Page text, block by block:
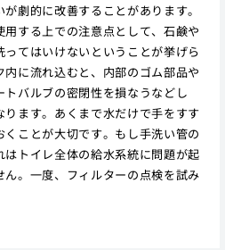
劇的に改善することがあります。
する上での注意点として、石鹸や
てはいけないということが挙げら
に流れ込むと、内部のゴム部品や
バルブの密閉性を損なうなどし
ます。あくまで水だけで手をすす
ことが大切です。もし手洗い管の
トイレ全体の給水系統に問題が起
。一度、フィルターの点検を試み